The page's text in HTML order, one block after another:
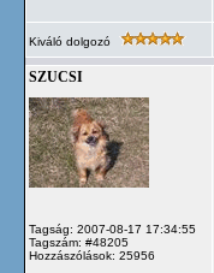
Kiváló dolgozó
SZUCSI
Tagság: 2007-08-17 17:34:55
Tagszám: #48205
Hozzászólások: 25956